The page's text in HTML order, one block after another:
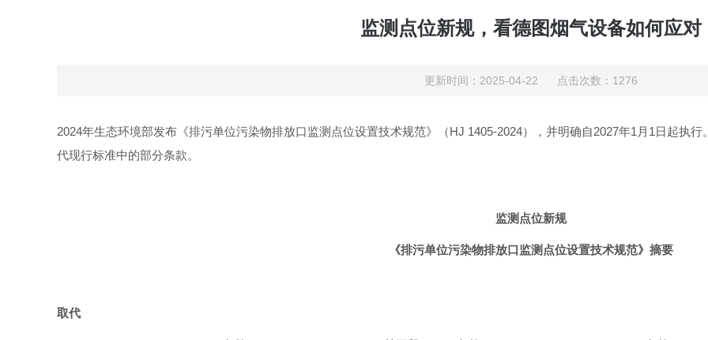
监测点位新规，看德图烟气设备如何应对
更新时间：2025-04-22 点击次数：1276
2024年生态环境部发布《排污单位污染物排放口监测点位设置技术规范》（HJ 1405-2024），并明确自2027年1月1日起执
代现行标准中的部分条款。
监测点位新规
《排污单位污染物排放口监测点位设置技术规范》摘要
取代